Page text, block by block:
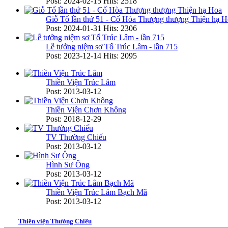
Giỗ Tổ lần thứ 51 - Cố Hòa Thượng thượng Thiện hạ
Post: 2024-01-31 Hits: 2306
Lễ tưởng niệm sơ Tổ Trúc Lâm - lần 715
Post: 2023-12-14 Hits: 2095
Thiền Viện Trúc Lâm
Post: 2013-03-12
Thiền Viện Chơn Không
Post: 2018-12-29
TV Thường Chiếu
Post: 2013-03-12
Hình Sư Ông
Post: 2013-03-12
Thiền Viện Trúc Lâm Bạch Mã
Post: 2013-03-12
Thiền viện Thường Chiếu